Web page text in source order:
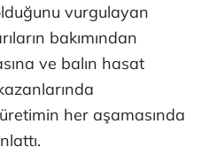
vurgulayan
bakımından
ve balın hasat
her aşamasında